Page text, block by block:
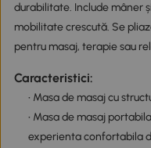
durabilitate. Include mâner
mobilitate crescută. Se
pentru masaj, terapie sau
Caracteristici:
• Masa de masaj cu
• Masa de masaj
experienta confortabila